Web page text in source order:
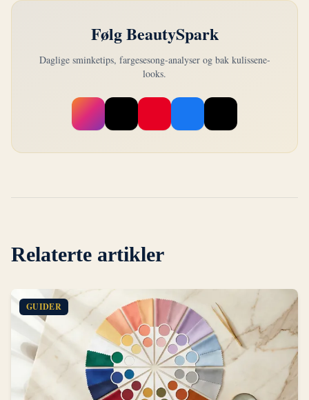
Følg BeautySpark
Daglige sminketips, fargesesong-analyser og bak kulissene-
looks.
Relaterte artikler
GUIDER